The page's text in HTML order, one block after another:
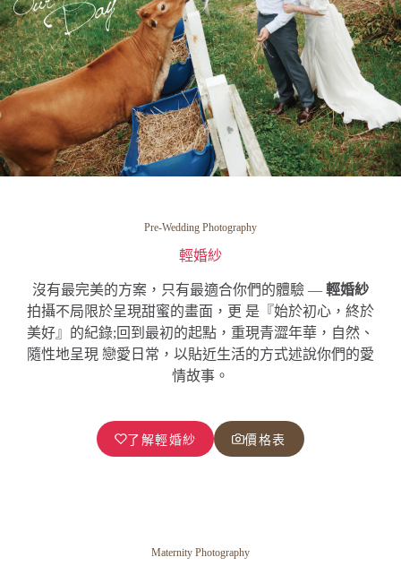
Pre-Wedding Photography
輕婚紗
沒有最完美的方案，只有最適合你們的體驗 — 輕婚紗
拍攝不局限於呈現甜蜜的畫面，更 是『始於初心，終於
美好』的紀錄;回到最初的起點，重現青澀年華，自然、
隨性地呈現 戀愛日常，以貼近生活的方式述說你們的愛
情故事。
了解輕婚紗 價格表
Maternity Photography